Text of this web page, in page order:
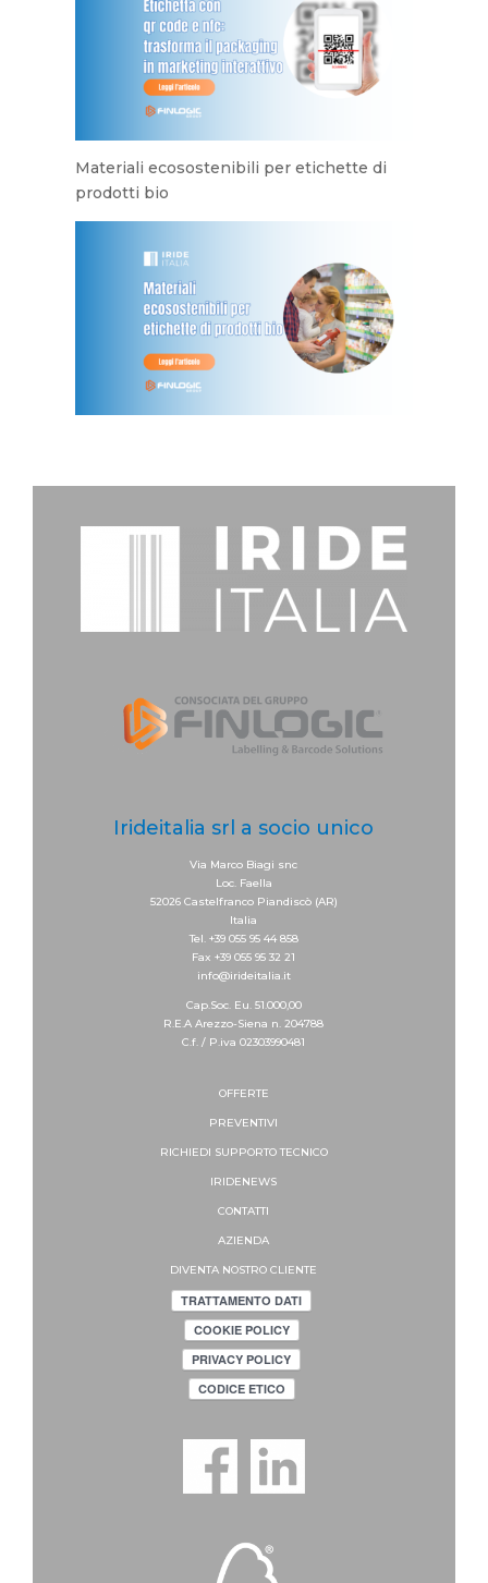
Materiali ecosostenibili per etichette di
prodotti bio
Irideitalia srl a socio unico
Via Marco Biagi snc
Loc. Faella
52026 Castelfranco Piandiscò (AR)
Italia
Tel. +39 055 95 44 858
Fax +39 055 95 32 21
info@irideitalia.it
Cap.Soc. Eu. 51.000,00
R.E.A Arezzo-Siena n. 204788
C.f. / P.iva 02303990481
OFFERTE
PREVENTIVI
RICHIEDI SUPPORTOTECNICO
IRIDENEWS
CONTATTI
AZIENDA
DIVENTA NOSTRO CLIENTE